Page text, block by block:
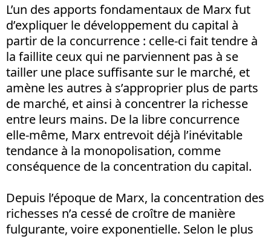
L’un des apports fondamentaux de Marx fut
d’expliquer le développement du capital à
partir de la concurrence : celle-ci fait tendre à
la faillite ceux qui ne parviennent pas à se
tailler une place suffisante sur le marché, et
amène les autres à s’approprier plus de parts
de marché, et ainsi à concentrer la richesse
entre leurs mains. De la libre concurrence
elle-même, Marx entrevoit déjà l’inévitable
tendance à la monopolisation, comme
conséquence de la concentration du capital.
Depuis l’époque de Marx, la concentration des
richesses n’a cessé de croître de manière
fulgurante, voire exponentielle. Selon le plus